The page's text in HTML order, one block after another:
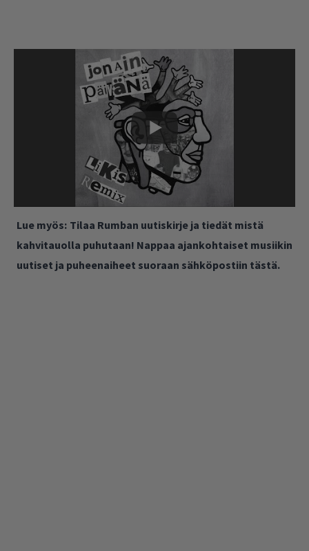
Lue myös: Tilaa Rumban uutiskirje ja tiedät mistä
kahvitauolla puhutaan! Nappaa ajankohtaiset musiikin
uutiset ja puheenaiheet suoraan sähköpostiin tästä.